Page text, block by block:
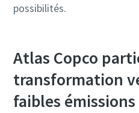
possibilités.
Atlas Copco
transformation
faibles